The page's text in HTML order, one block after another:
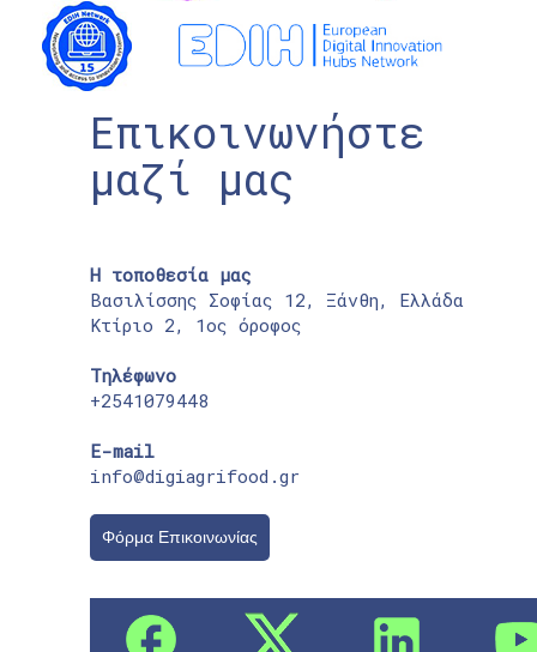
Επικοινωνήστε
μαζί μας
Η τοποθεσία μας
Βασιλίσσης Σοφίας 12, Ξάνθη, Ελλάδα
Κτίριο 2, 1ος όροφος
Τηλέφωνο
+2541079448
E-mail
info@digiagrifood.gr
Φόρμα Επικοινωνίας